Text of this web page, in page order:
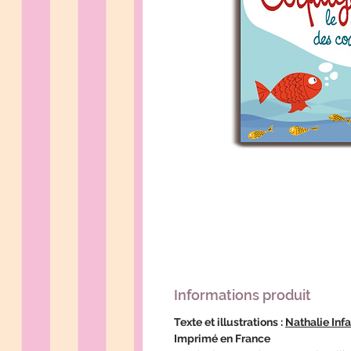
Informations produit
Texte et illustrations : Nathalie
Imprimé en France